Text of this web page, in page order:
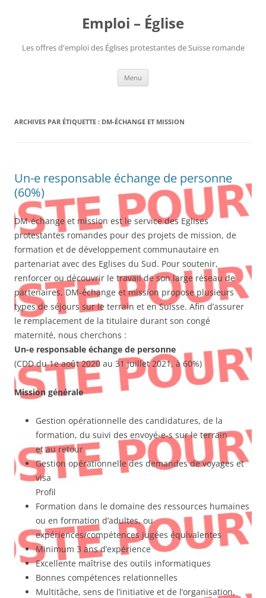
Emploi – Église
Les offres d'emploi des Églises protestantes de Suisse romande
Menu
ARCHIVES PAR ÉTIQUETTE : DM-ÉCHANGE ET MISSION
Un-e responsable échange de personne
(60%)
DM-échange et mission est le service des Eglises
protestantes romandes pour des projets de mission, de
formation et de développement communautaire en
partenariat avec des Eglises du Sud. Pour soutenir,
renforcer ou découvrir le travail de son large réseau de
partenaires, DM-échange et mission propose plusieurs
types de séjours sur le terrain et en Suisse. Afin d’assurer
le remplacement de la titulaire durant son congé
maternité, nous cherchons :
Un-e responsable échange de personne
(CDD du 1e août 2020 au 31 juillet 2021, à 60%)
Mission générale
Gestion opérationnelle des candidatures, de la
formation, du suivi des envoyé-e-s sur le terrain
et au retour
Gestion opérationnelle des demandes de voyages et
visa
Profil
Formation dans le domaine des ressources humaines
ou en formation d’adultes, ou
expériences/compétences jugées équivalentes
Minimum 3 ans d’expérience
Excellente maîtrise des outils informatiques
Bonnes compétences relationnelles
Multitâche, sens de l’initiative et de l’organisation,